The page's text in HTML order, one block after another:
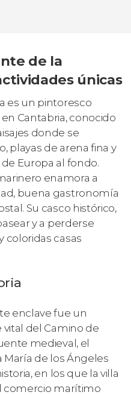
de la
únicas
es un pintoresco
Cantabria, conocido
donde se
playas de arena fina y
Europa al fondo.
enamora a
buena gastronomía
Su casco histórico,
y a perderse
coloridas casas
enclave fue un
del Camino de
medieval, el
María de los Ángeles
en los que la villa
comercio marítimo